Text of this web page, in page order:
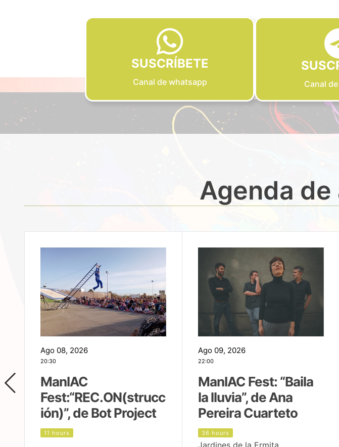
SUSCRÍBETE
Canal de whatsapp Canal
Agenda
Ago 08, 2026
20:30
ManIAC
Fest:“REC.ON(strucc
ión)”, de Bot Project
11 hours
Ago 09, 2026
22:00
ManIAC Fest: “Baila
la lluvia”, de Ana
Pereira Cuarteto
36 hours